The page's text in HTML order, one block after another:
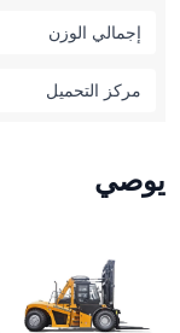
إجمالي الوزن
مركز التحميل
يوصي